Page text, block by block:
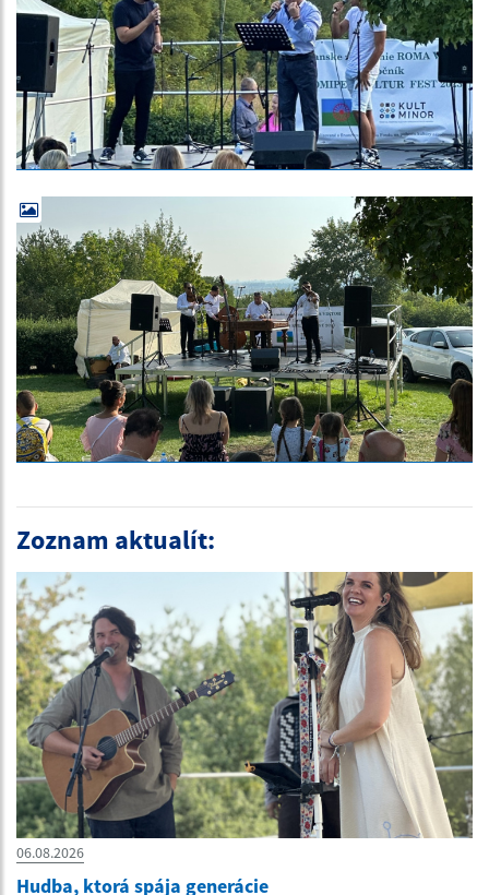
Zoznam aktualít:
06.08.2026
Hudba, ktorá spája generácie